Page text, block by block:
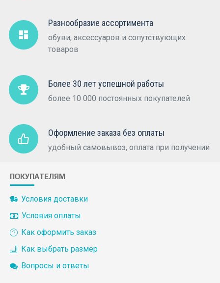
Разнообразие ассортимента
обуви, аксессуаров и сопутствующих
товаров
Более 30 лет успешной работы
более 10 000 постоянных покупателей
Оформление заказа без оплаты
удобный самовывоз, оплата при получении
ПОКУПАТЕЛЯМ
Условия доставки
Условия оплаты
Как оформить заказ
Как выбрать размер
Вопросы и ответы